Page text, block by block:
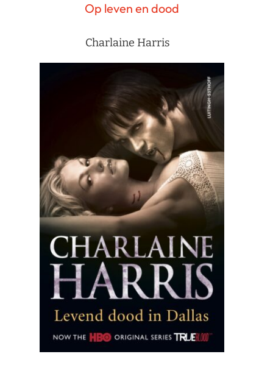
Op leven en dood
Charlaine Harris